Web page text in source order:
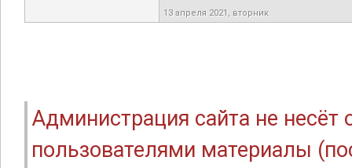
13 апреля 2021, вторник
Администрация сайта не
пользователями материалы